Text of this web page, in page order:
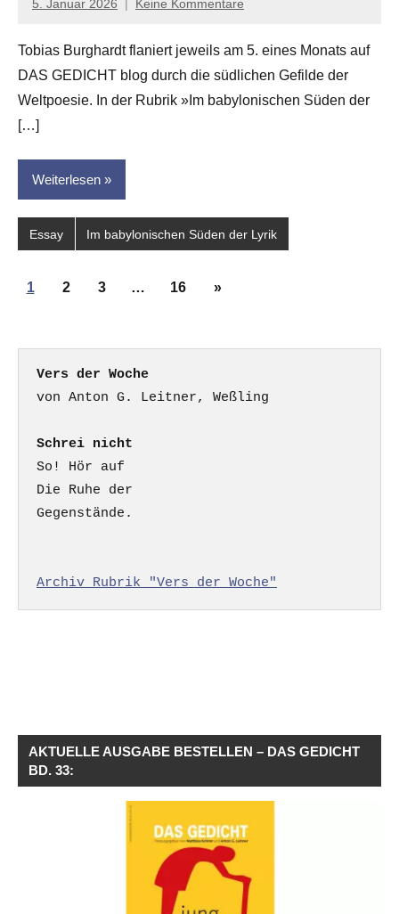
5. Januar 2026
Jan-
Hornauer
für
dasgedichtblog
Keine Kommentare
Tobias Burghardt flaniert jeweils am 5. eines Monats auf
DAS GEDICHT blog durch die südlichen Gefilde der
Weltpoesie. In der Rubrik »Im babylonischen Süden der
[…]
Weiterlesen
Essay Im babylonischen Süden der Lyrik
Seitennummerierung
1 2 3 … 16
Nächste
»
Vers der Woche
Schrei nicht
So! Hör auf
Die Ruhe der
Gegenstände.
Archiv Rubrik "Vers der Woche"
AKTUELLE AUSGABE BESTELLEN – DAS GEDICHT
BD. 33: